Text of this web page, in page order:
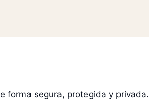
forma segura, protegida y privada.